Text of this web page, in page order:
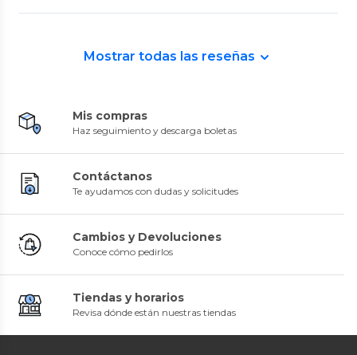
Mostrar todas las reseñas
Mis compras
Haz seguimiento y descarga boletas
Contáctanos
Te ayudamos con dudas y solicitudes
Cambios y Devoluciones
Conoce cómo pedirlos
Tiendas y horarios
Revisa dónde están nuestras tiendas